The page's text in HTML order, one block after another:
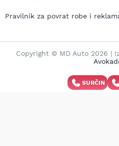
Pravilnik za povrat robe i
Copyright © MD Auto 2026 |
SURČIN